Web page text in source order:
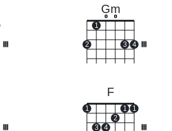
Gm
2
1
o o
3 4
F
1
3 4
2
1 1